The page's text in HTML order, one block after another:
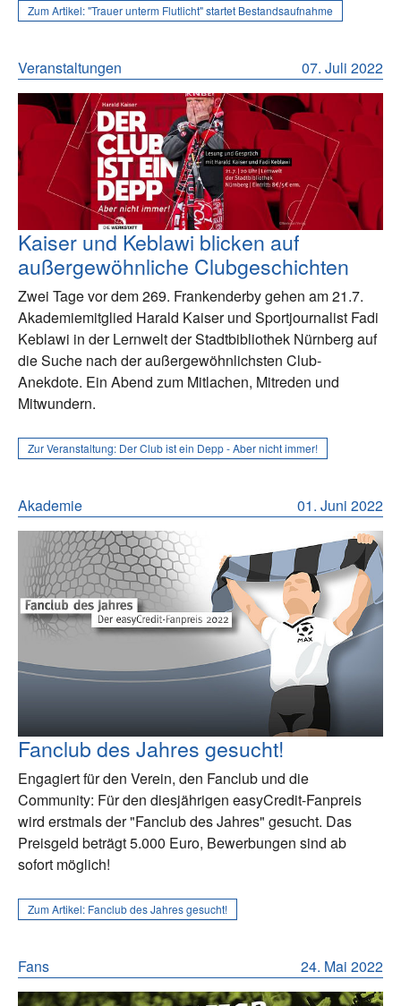
Zum Artikel:"Trauer unterm Flutlicht" startet Bestandsaufnahme
07. Juli 2022
Veranstaltungen
Kaiser und Keblawi blicken auf
außergewöhnliche Clubgeschichten
Zwei Tage vor dem 269. Frankenderby gehen am 21.7.
Akademiemitglied Harald Kaiser und Sportjournalist Fadi
Keblawi in der Lernwelt der Stadtbibliothek Nürnberg auf
die Suche nach der außergewöhnlichsten Club-
Anekdote. Ein Abend zum Mitlachen, Mitreden und
Mitwundern.
Zur Veranstaltung: Der Club ist ein Depp - Aber nicht immer!
01. Juni 2022
Akademie
Fanclub des Jahres gesucht!
Engagiert für den Verein, den Fanclub und die
Community: Für den diesjährigen easyCredit-Fanpreis
wird erstmals der "Fanclub des Jahres" gesucht. Das
Preisgeld beträgt 5.000 Euro, Bewerbungen sind ab
sofort möglich!
Zum Artikel: Fanclub des Jahres gesucht!
24. Mai 2022
Fans